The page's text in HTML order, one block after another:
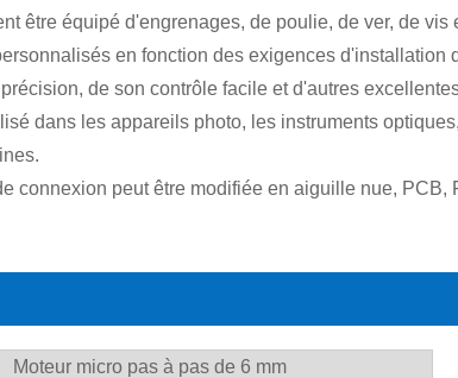
être équipé d'engrenages, de poulie, de ver, de vis
en fonction des exigences d'installation
de son contrôle facile et d'autres
dans les appareils photo, les instruments
connexion peut être modifiée en aiguille nue, PCB,
Moteur micro pas à pas de 6 mm